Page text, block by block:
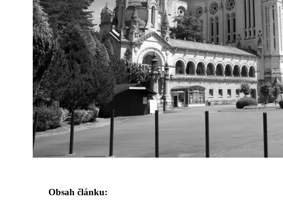
Obsah článku: